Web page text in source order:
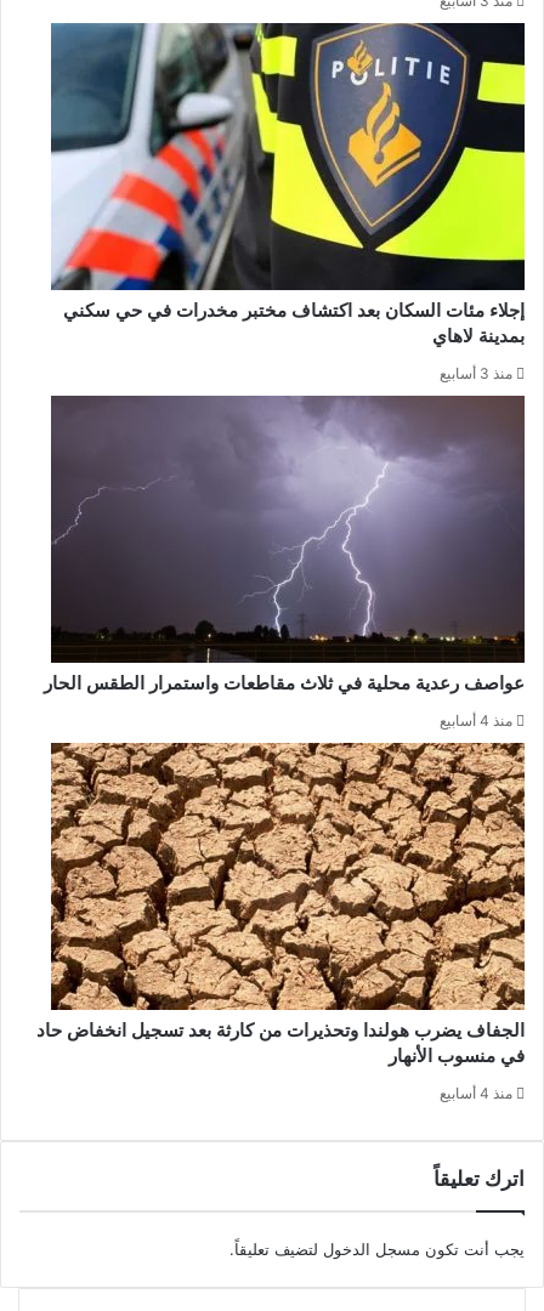
إجلاء مئات السكان بعد اكتشاف مختبر مخدرات في حي سكني
بمدينة لاهاي
منذ 3 أسابيع
عواصف رعدية محلية في ثلاث مقاطعات واستمرار الطقس الحار
منذ 4 أسابيع
الجفاف يضرب هولندا وتحذيرات من كارثة بعد تسجيل انخفاض حاد
في منسوب الأنهار
منذ 4 أسابيع
اترك تعليقاً
يجب أنت تكون مسجل الدخول لتضيف تعليقاً.